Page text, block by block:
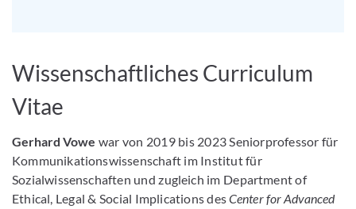
Wissenschaftliches Curriculum
Vitae
Gerhard Vowe war von 2019 bis 2023 Seniorprofessor für
Kommunikationswissenschaft im Institut für
Sozialwissenschaften und zugleich im Department of
Ethical, Legal & Social Implications desCenter for Advanced